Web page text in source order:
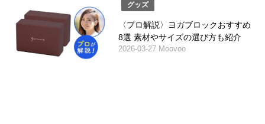
グッズ
〈プロ解説〉ヨガブロックおすすめ
8選 素材やサイズの選び方も紹介
2026-03-27 Moovoo